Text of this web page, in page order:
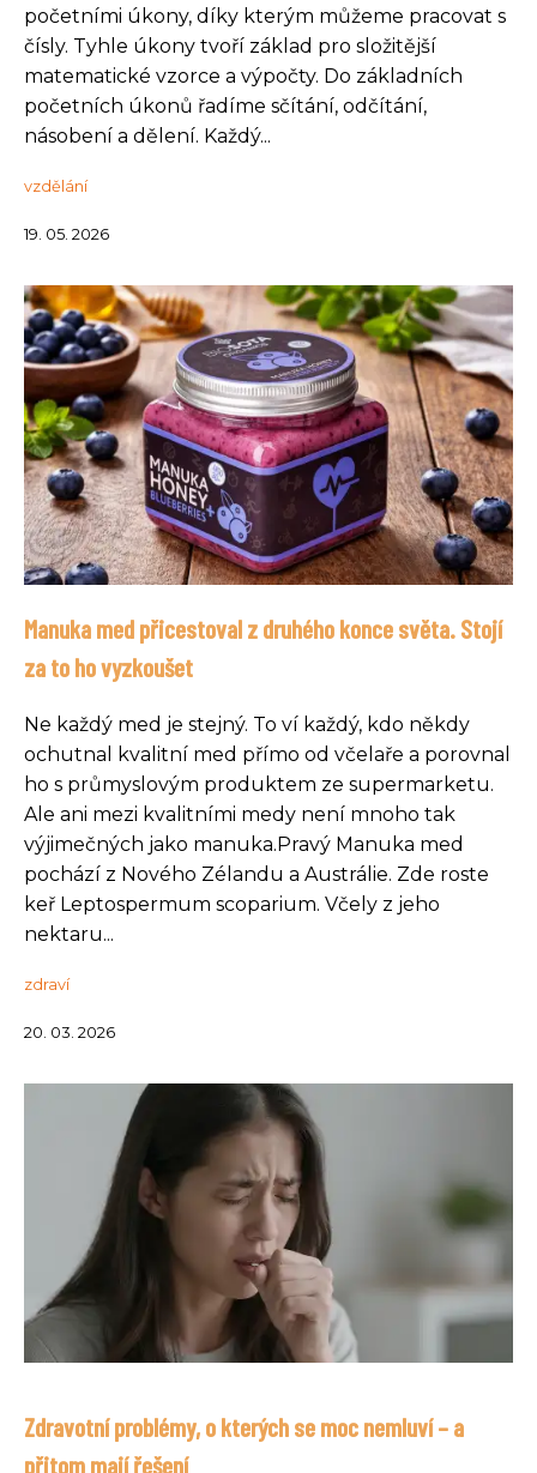
početními úkony, díky kterým můžeme pracovat s
čísly. Tyhle úkony tvoří základ pro složitější
matematické vzorce a výpočty. Do základních
početních úkonů řadíme sčítání, odčítání,
násobení a dělení. Každý...
vzdělání
19. 05. 2026
Manuka med přicestoval z druhého konce světa. Stojí
za to ho vyzkoušet
Ne každý med je stejný. To ví každý, kdo někdy
ochutnal kvalitní med přímo od včelaře a porovnal
ho s průmyslovým produktem ze supermarketu.
Ale ani mezi kvalitními medy není mnoho tak
výjimečných jako manuka.Pravý Manuka med
pochází z Nového Zélandu a Austrálie. Zde roste
keř Leptospermum scoparium. Včely z jeho
nektaru...
zdraví
20. 03. 2026
Zdravotní problémy, o kterých se moc nemluví – a
přitom mají řešení